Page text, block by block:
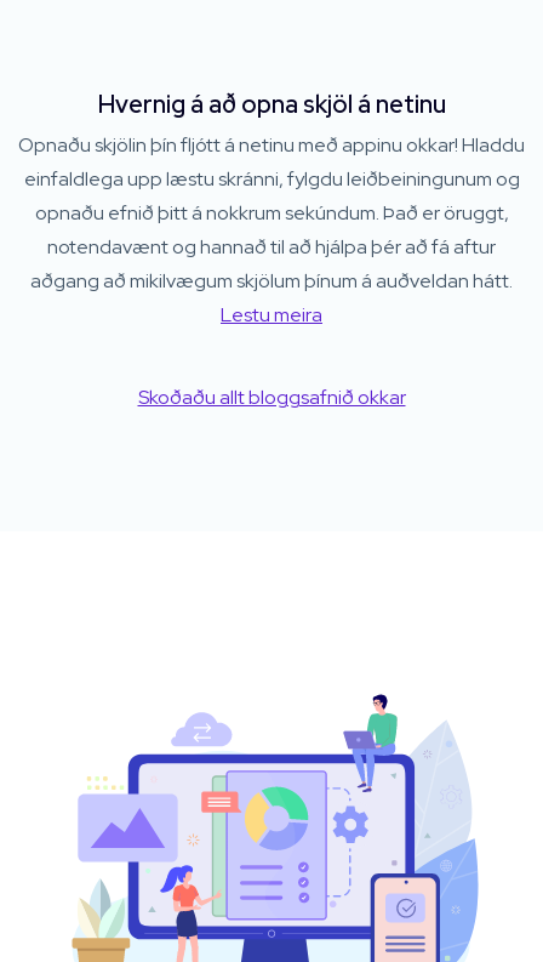
Hvernig á að opna skjöl á netinu
Opnaðu skjölin þín fljótt á netinu með appinu okkar! Hladdu
einfaldlega upp læstu skránni, fylgdu leiðbeiningunum og
opnaðu efnið þitt á nokkrum sekúndum. Það er öruggt,
notendavænt og hannað til að hjálpa þér að fá aftur
aðgang að mikilvægum skjölum þínum á auðveldan hátt.
Lestu meira
Skoðaðu allt bloggsafnið okkar